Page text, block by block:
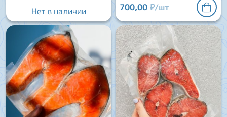
Нет в наличии 700,00 ₽/шт